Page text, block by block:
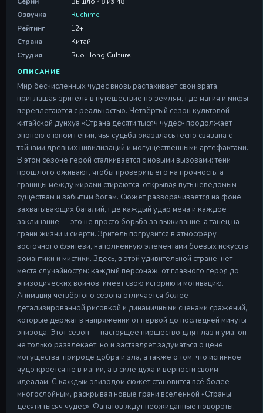
Серия 17
09 May 2026
Серия 18
09 May 2026
Серия 19
Серия 19
09 May 2026
Серия 20
Серия 20
09 May 2026
Озвучка
Ruchime
Рейтинг
12+
Страна
Китай
Студия
Ruo Hong Culture
ОПИСАНИЕ
Мир бесчисленных чудес вновь распахивает свои врата,
приглашая зрителя в путешествие по землям, где магия и мифы
переплетаются с реальностью. Четвёртый сезон культовой
китайской дунхуа «Страна десяти тысяч чудес» продолжает
эпопею о юном гении, чья судьба оказалась тесно связана с
тайнами древних цивилизаций и могущественными артефактами.
В этом сезоне герой сталкивается с новыми вызовами: тени
прошлого оживают, чтобы проверить его на прочность, а
границы между мирами стираются, открывая путь неведомым
существам и забытым богам. Сюжет разворачивается на фоне
захватывающих баталий, где каждый удар меча и каждое
заклинание — это не просто борьба за выживание, а танец на
грани жизни и смерти. Зритель погрузится в атмосферу
восточного фэнтези, наполненную элементами боевых искусств,
романтики и мистики. Здесь, в этой удивительной стране, нет
места случайностям: каждый персонаж, от главного героя до
эпизодических воинов, имеет свою историю и мотивацию.
Анимация четвёртого сезона отличается более
детализированной рисовкой и динамичными сценами сражений,
которые держат в напряжении от первой до последней минуты
эпизода. Этот сезон — настоящее пиршество для глаз и ума: он
не только развлекает, но и заставляет задуматься о цене
могущества, природе добра и зла, а также о том, что истинное
чудо кроется не в магии, а в силе духа и верности своим
идеалам. С каждым эпизодом сюжет становится всё более
многослойным, раскрывая новые грани вселенной «Страны
десяти тысяч чудес». Фанатов ждут неожиданные повороты,